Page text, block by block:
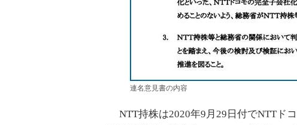
連名意見書の内容
NTT持株は2020年9月29日付でNTTド